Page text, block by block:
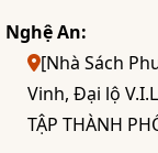
Nghệ An:
[Nhà Sách
Vinh, Đại lộ
TẬP THÀNH